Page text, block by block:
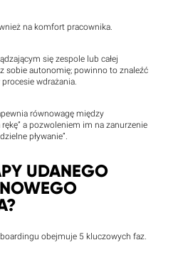
na komfort pracownika.
się zespole lub całej
sobie autonomię; powinno to znaleźć
wdrażania.
równowagę między
a pozwoleniem im na zanurzenie
pływanie”.
UDANEGO
obejmuje 5 kluczowych faz.